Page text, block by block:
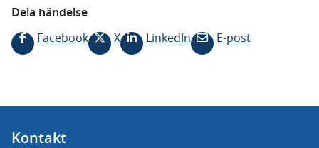
Dela händelse
Facebook
X LinkedIn E-post
Kontakt